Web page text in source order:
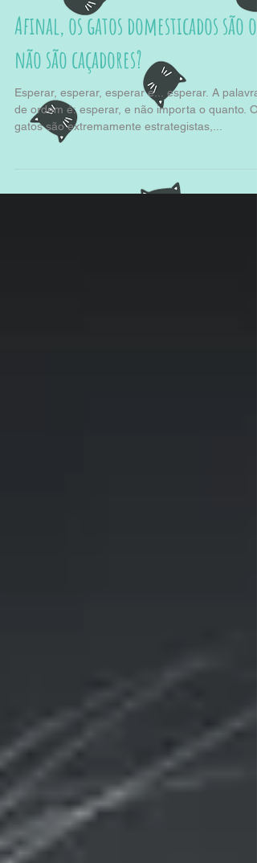
Afinal, os gatos domesticados são ou
não são caçadores?
Esperar, esperar, esperar e... esperar. A palavra
de ordem é: esperar, e não importa o quanto. Os